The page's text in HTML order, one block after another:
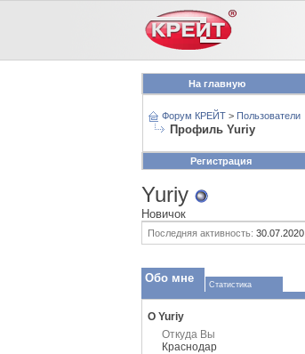
На главную
Форум КРЕЙТ > Пользователи
Профиль Yuriy
Регистрация
Yuriy
Новичок
Последняя активность: 30.07.2020
Обо мне Статистика
О Yuriy
Откуда Вы
Краснодар